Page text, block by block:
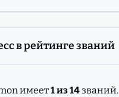
в рейтинге званий
имеет1 из 14званий.